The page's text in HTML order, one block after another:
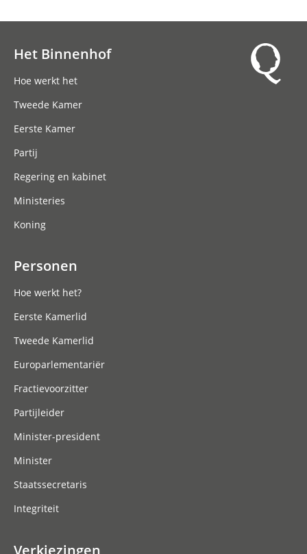
Het Binnenhof
Hoe werkt het
Tweede Kamer
Eerste Kamer
Partij
Regering en kabinet
Ministeries
Koning
Personen
Hoe werkt het?
Eerste Kamerlid
Tweede Kamerlid
Europarlementariër
Fractievoorzitter
Partijleider
Minister-president
Minister
Staatssecretaris
Integriteit
Verkiezingen